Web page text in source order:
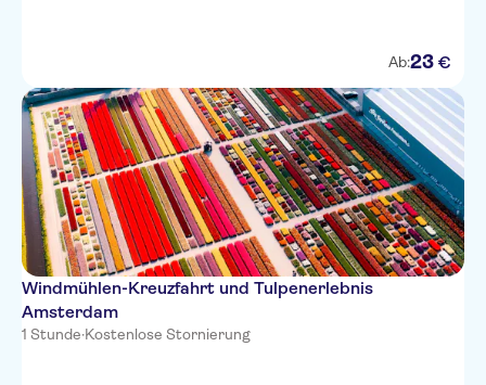
Ab:23 €
Windmühlen-Kreuzfahrt und Tulpenerlebnis
Amsterdam
1 Stunde·Kostenlose Stornierung